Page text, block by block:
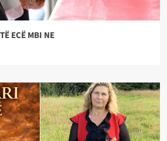
ECË MBI NE